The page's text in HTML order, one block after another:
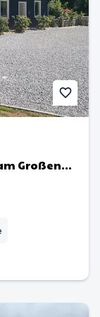
favorite
Großen